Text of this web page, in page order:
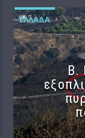
ΕΛΛΆΔΑ
Β.